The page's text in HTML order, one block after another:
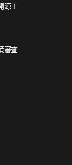
源工
審查